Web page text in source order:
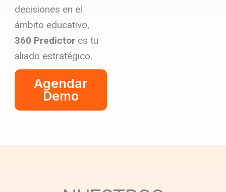
decisiones en el
ámbito educativo,
360 Predictor es tu
aliado estratégico.
Agendar
Demo